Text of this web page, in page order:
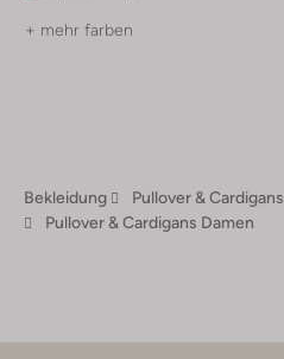
+ mehr farben
Bekleidung
Pullover & Cardigans
Pullover & Cardigans Damen